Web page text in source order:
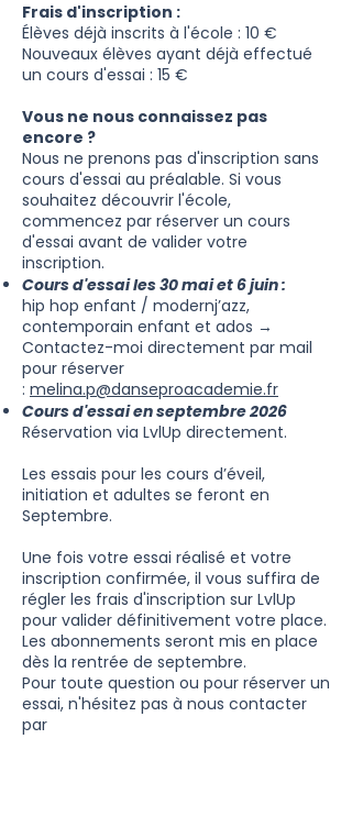
Frais d'inscription :
Élèves déjà inscrits à l'école : 10 €
Nouveaux élèves ayant déjà effectué
un cours d'essai : 15 €
Vous ne nous connaissez pas
encore ?
Nous ne prenons pas d'inscription sans
cours d'essai au préalable. Si vous
souhaitez découvrir l'école,
commencez par réserver un cours
d'essai avant de valider votre
inscription.
Cours d'essai les 30 mai et 6 juin :
hip hop enfant / modernj’azz,
contemporain enfant et ados →
Contactez-moi directement par mail
pour réserver
: melina.p@danseproacademie.fr
Cours d'essai en septembre 2026
Réservation via LvlUp directement.
Les essais pour les cours d’éveil,
initiation et adultes se feront en
Septembre.
Une fois votre essai réalisé et votre
inscription confirmée, il vous suffira de
régler les frais d'inscription sur LvlUp
pour valider définitivement votre place.
Les abonnements seront mis en place
dès la rentrée de septembre.
Pour toute question ou pour réserver un
essai, n'hésitez pas à nous contacter
par